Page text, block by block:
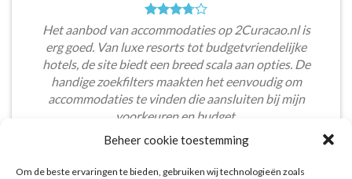
Beheer cookie toestemming
Om de beste ervaringen te bieden, gebruiken wij technologieën zoals
Het aanbod van accommodaties op 2Curacao.nl is
erg goed. Van luxe resorts tot budgetvriendelijke
hotels, de site biedt een breed scala aan opties. De
handige zoekfilters maakten het eenvoudig om
accommodaties te vinden die aansluiten bij mijn
voorkeuren en budget.
Tom Meier/Breda